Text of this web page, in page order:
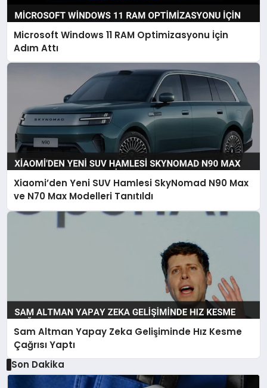
Microsoft Windows 11 RAM Optimizasyonu İçin
Adım Attı
Xiaomi’den Yeni SUV Hamlesi SkyNomad N90 Max
ve N70 Max Modelleri Tanıtıldı
Sam Altman Yapay Zeka Gelişiminde Hız Kesme
Çağrısı Yaptı
Son Dakika